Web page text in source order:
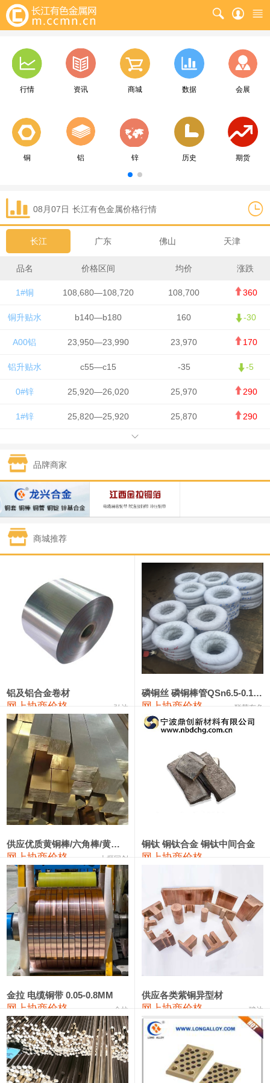
行情 资讯 商城 数据 会展
铜 铝 锌 历史 期货
08月07日 长江有色金属价格行情
长江 广东 佛山 天津
品名 价格区间 均价 涨跌
1#铜 108,680—108,720 108,700 360
铜升贴水 b140—b180 160 -30
A00铝 23,950—23,990 23,970 170
铝升贴水 c55—c15 -35 -5
0#锌 25,920—26,020 25,970 290
1#锌 25,820—25,920 25,870 290
1#锡 434,000—436,000
1#镍 129,550—130,750
1#白银 15,100—15,110 15,105 -70
钯金
331,000 -10,000
89,000—95,000 92,000 1,000
2#锑 85,000—91,000 88,000 1,000
1#镁 17,000—18,000 17,500 0
18,900—19,100 19,000 100
1#电解锰(99.7%袋装) 18,000—18,200 18,100 100
1#铬 60,000—82,000
553#硅 9,300—9,500
441#硅 9,600—9,800 9,700
3303#硅 10,300—10,500 10,400
2202#硅 14,100—14,300
金属硅3303#-2202# 10,400—14,200 12,300 0
漆包线 111,970—115,970 113,970
磷铜合金 110,800—117,600 114,200 400
无氧铜丝(硬) 109,710—110,010 109,860
R410A专用紫铜管 113,700—113,700
铸造铝合金锭(A380） 26,300—26,500 26,400 100
铝合金ADC12 24,200—24,400 100
铸造铝合金锭(ZL102) 24,300—24,500 24,400
品牌商家
商城推荐
铝及铝合金卷材
网上协商价格 弘达
磷铜丝 磷铜棒管QSn6.5-0.1 7-0.2 8-0.3
网上协商价格 联荣有色
供应优质黄铜棒/六角棒/黄铜方板
网上协商价格 十堰同创
铜钛 铜钛合金 铜钛中间合金
网上协商价格
金拉 电缆铜带 0.05-0.8MM
网上协商价格 金拉
供应各类紫铜异型材
网上协商价格 骏达